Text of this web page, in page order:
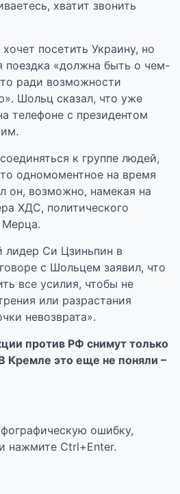
хватит звонить
посетить Украину, но
поездка «должна быть о чем-
ради возможности
Шольц сказал, что уже
телефоне с президентом
к группе людей,
одномоментное на время
он, возможно, намекая на
ХДС, политического
Мерца.
лидер Си Цзиньпин в
с Шольцем заявил, что
все усилия, чтобы не
или разрастания
невозврата».
против РФ снимут только
Кремле это еще не поняли –
ошибку,
нажмите Ctrl+Enter.